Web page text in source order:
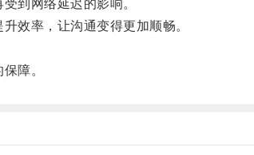
到网络延迟的影响。
效率，让沟通变得更加顺畅。
障。